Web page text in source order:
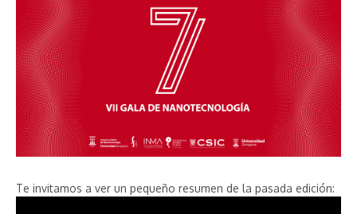
Te invitamos a ver un pequeño resumen de la pasada edición: